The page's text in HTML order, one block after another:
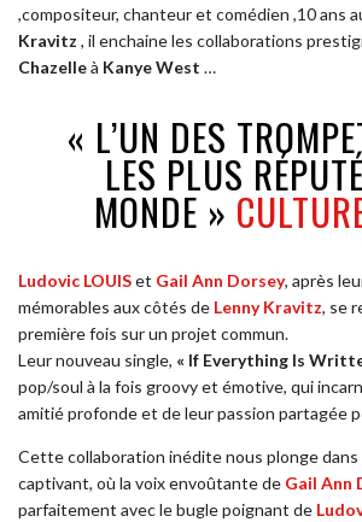
,compositeur, chanteur et comédien ,10 ans
Kravitz , il enchaine les collaborations
Chazelleà Kanye West …
« L’UN DES
LES PLUS
MONDE »
Ludovic LOUISet Gail Ann Dorsey, après
mémorables aux côtés de Lenny Kravitz, se
première fois sur un projet commun.
Leur nouveau single, « If Everything Is
pop/soul à la fois groovy et émotive, qui
amitié profonde et de leur passion partagée
Cette collaboration inédite nous plonge dans
captivant, où la voix envoûtante de Gail Ann
parfaitement avec le bugle poignant de